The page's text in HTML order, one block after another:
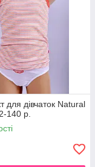
для дівчаток Natural
140 р.